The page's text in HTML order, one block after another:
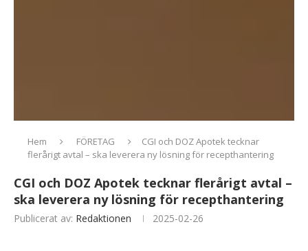
Hem FÖRETAG
CGI och DOZ Apotek tecknar
flerårigt avtal – ska leverera ny lösning för recepthantering
CGI och DOZ Apotek tecknar flerårigt avtal –
ska leverera ny lösning för recepthantering
Publicerat av: Redaktionen 2025-02-26